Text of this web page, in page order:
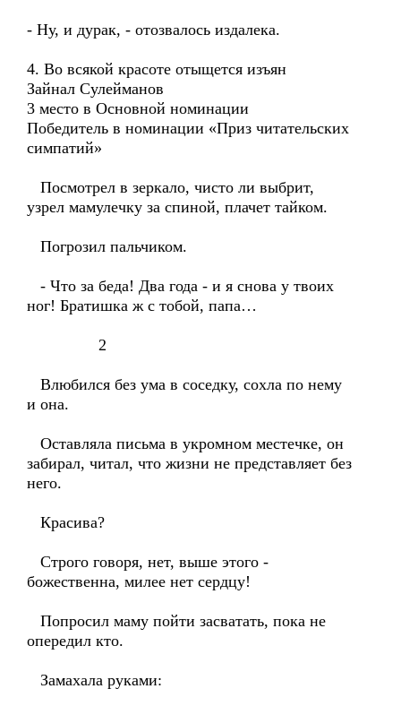
- Ну, и дурак, - отозвалось издалека.
4. Во всякой красоте отыщется изъян
Зайнал Сулейманов
3 место в Основной номинации
Победитель в номинации «Приз читательских
симпатий»
Посмотрел в зеркало, чисто ли выбрит,
узрел мамулечку за спиной, плачет тайком.
Погрозил пальчиком.
- Что за беда! Два года - и я снова у твоих
ног! Братишка ж с тобой, папа…
2
Влюбился без ума в соседку, сохла по нему
и она.
Оставляла письма в укромном местечке, он
забирал, читал, что жизни не представляет без
него.
Красива?
Строго говоря, нет, выше этого -
божественна, милее нет сердцу!
Попросил маму пойти засватать, пока не
опередил кто.
Замахала руками: